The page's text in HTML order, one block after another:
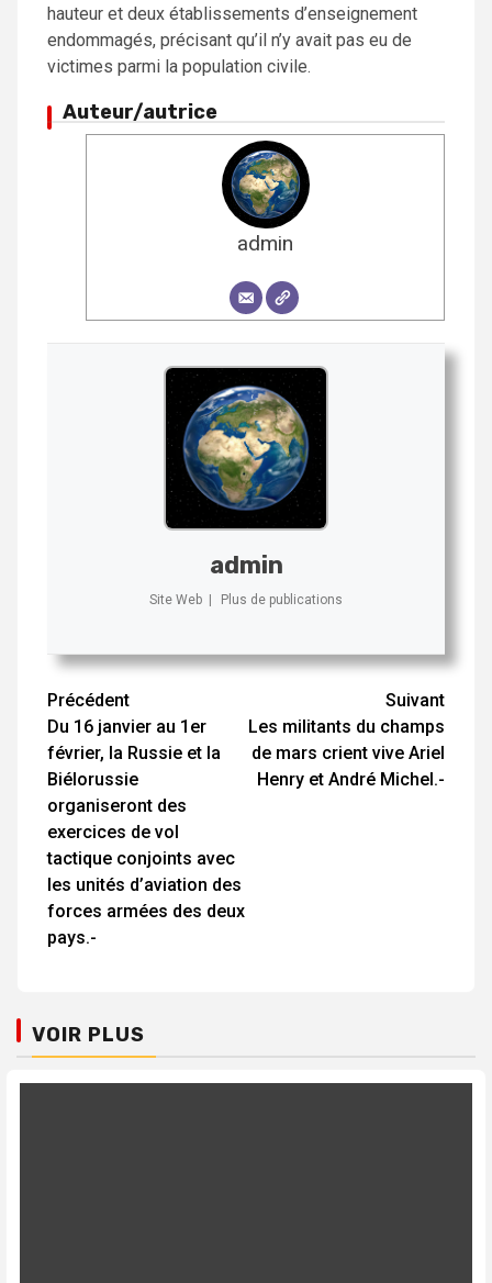
hauteur et deux établissements d’enseignement
endommagés, précisant qu’il n’y avait pas eu de
victimes parmi la population civile.
Auteur/autrice
admin
admin
Site Web | Plus de publications
Navigation
d’article
Précédent
Du 16 janvier au 1er
février, la Russie et la
Biélorussie
organiseront des
exercices de vol
tactique conjoints avec
les unités d’aviation des
forces armées des deux
pays.-
Suivant
Les militants du champs
de mars crient vive Ariel
Henry et André Michel.-
VOIR PLUS